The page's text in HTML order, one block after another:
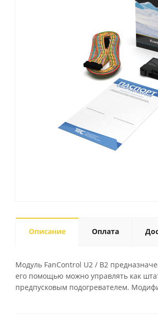
Описание Оплата
Модуль FanControl U2 / B2
его помощью можно управлять как
предпусковым подогревателем.